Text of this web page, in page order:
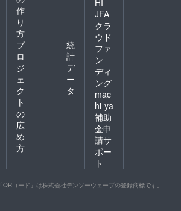
作
り
方
プ
ロ
ジ
ェ
ク
ト
の
広
め
方
統
計
デ
ー
タ
JFA
クラ
ウド
ファ
ン
ディ
ング
mac
hi-ya
補助
金申
請サ
ポー
ト
「QRコード」は株式会社デンソーウェーブの登録商標です。